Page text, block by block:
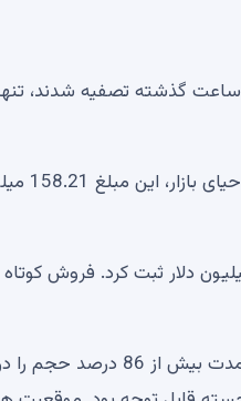
در حالی که پوزیشن های فروش به ارزش 196 میلیون دلار در
درد به